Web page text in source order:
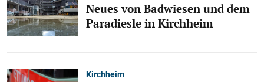
Neues von Badwiesen und dem
Paradiesle in Kirchheim
Kirchheim